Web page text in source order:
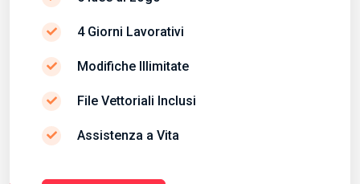
4 Giorni Lavorativi
Modifiche Illimitate
File Vettoriali Inclusi
Assistenza a Vita